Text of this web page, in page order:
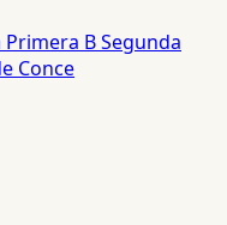
Primera BSegunda
Conce